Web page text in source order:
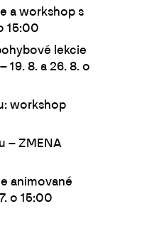
a workshop s
15:00
lekcie
19. 8. a 26. 8. o
workshop
– ZMENA
animované
o 15:00